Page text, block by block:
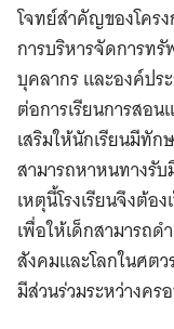
โจทย์สำคัญของโคร
การบริหารจัดการท
บุคลากร และองค์ปร
ต่อการเรียนการสอ
เสริมให้นักเรียนมีทั
สามารถหาหนทางรั
เหตุนี้โรงเรียนจึงต้
เพื่อให้เด็กสามารถด
สังคมและโลกในศต
มีส่วนร่วมระหว่างคร